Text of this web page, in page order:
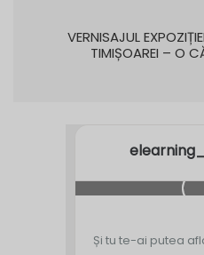
VERNISAJUL
TIMIȘOAREI – O
Și tu te-ai putea